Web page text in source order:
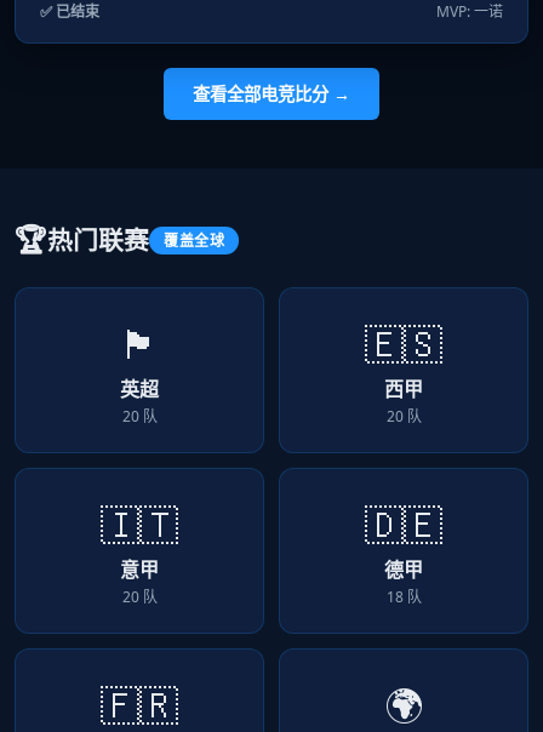
✅ 已结束 MVP: 一诺
查看全部电竞比分 →
🏆热门联赛 覆盖全球
🏴󠁧󠁢󠁥󠁮󠁧󠁿
英超
20 队
🇪🇸
西甲
20 队
🇮🇹
意甲
20 队
🇩🇪
德甲
18 队
🇫🇷 🌍